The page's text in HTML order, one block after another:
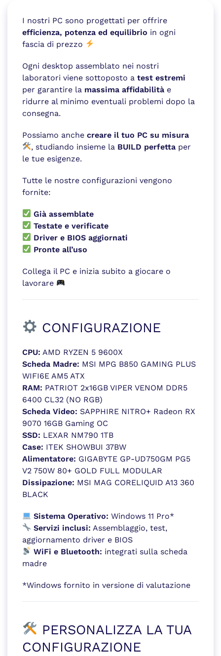
I nostri PC sono progettati per offrire
efficienza, potenza ed equilibrio in ogni
fascia di prezzo
Ogni desktop assemblato nei nostri
laboratori viene sottoposto a test estremi
per garantire la massima affidabilità e
ridurre al minimo eventuali problemi dopo la
consegna.
Possiamo anche creare il tuo PC su misura
, studiando insieme la BUILD perfetta per
le tue esigenze.
Tutte le nostre configurazioni vengono
fornite:
Già assemblate
Testate e verificate
Driver e BIOS aggiornati
Pronte all’uso
Collega il PC e inizia subito a giocare o
lavorare
CONFIGURAZIONE
CPU: AMD RYZEN 5 9600X
Scheda Madre: MSI MPG B850 GAMING PLUS
WIFI6E AM5 ATX
RAM: PATRIOT 2x16GB VIPER VENOM DDR5
6400 CL32 (NO RGB)
Scheda Video: SAPPHIRE NITRO+ Radeon RX
9070 16GB Gaming OC
SSD: LEXAR NM790 1TB
Case: ITEK SHOWBUI 37BW
Alimentatore: GIGABYTE GP-UD750GM PG5
V2 750W 80+ GOLD FULL MODULAR
Dissipazione: MSI MAG CORELIQUID A13 360
BLACK
Sistema Operativo: Windows 11 Pro*
Servizi inclusi: Assemblaggio, test,
aggiornamento driver e BIOS
WiFi e Bluetooth: integrati sulla scheda
madre
*Windows fornito in versione di valutazione
PERSONALIZZA LA TUA
CONFIGURAZIONE